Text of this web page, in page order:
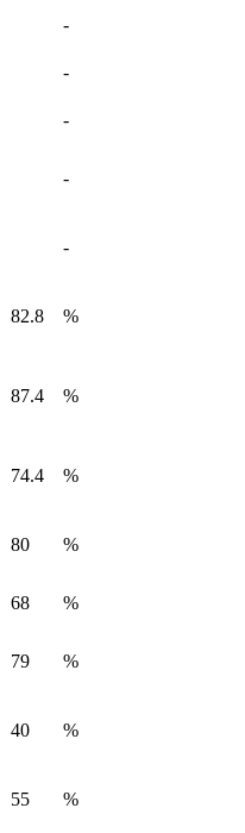
-
-
-
-
-
82.8 %
87.4 %
74.4 %
80 %
68
%
79 %
40 %
55 %